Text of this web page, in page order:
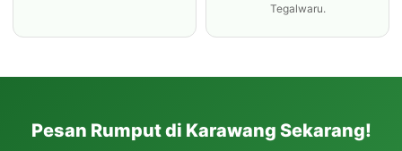
Tegalwaru.
Pesan Rumput di Karawang Sekarang!